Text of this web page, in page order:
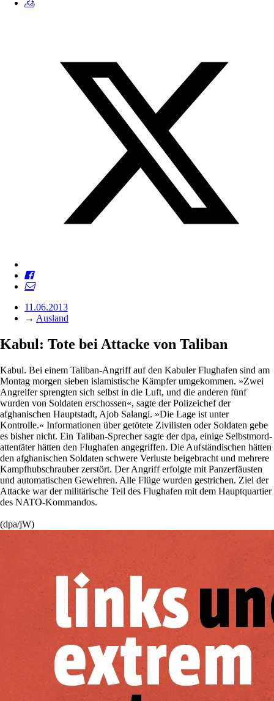
11.06.2013
→ Ausland
Kabul: Tote bei Attacke von Taliban
Kabul. Bei einem Taliban-Angriff auf den Kabuler Flughafen sind am
Montag morgen sieben islamistische Kämpfer umgekommen. »Zwei
Angreifer sprengten sich selbst in die Luft, und die anderen fünf
wurden von Soldaten erschossen«, sagte der Polizeichef der
afghanischen Hauptstadt, Ajob Salangi. »Die Lage ist unter
Kontrolle.« Informationen über getötete Zivilisten oder Soldaten gebe
es bisher nicht. Ein Taliban-Sprecher sagte der dpa, einige Selbstmord­
attentäter hätten den Flughafen angegriffen. Die Aufständischen hätten
den afghanischen Soldaten schwere Verluste beigebracht und mehrere
Kampfhubschrauber zerstört. Der Angriff erfolgte mit Panzerfäusten
und automatischen Gewehren. Alle Flüge wurden gestrichen. Ziel der
Attacke war der militärische Teil des Flughafen mit dem Hauptquartier
des NATO-Kommandos.
(dpa/jW)